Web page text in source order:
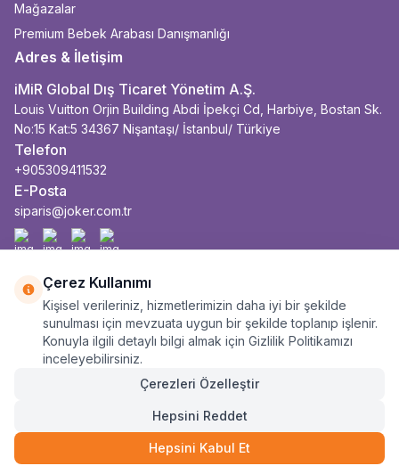
13.493TL 6 Taksit
Mağazalar
Premium Bebek Arabası Danışmanlığı
Adres & İletişim
iMiR Global Dış Ticaret Yönetim A.Ş.
Louis Vuitton Orjin Building Abdi İpekçi Cd, Harbiye, Bostan Sk.
No:15 Kat:5 34367 Nişantaşı/ İstanbul/ Türkiye
Telefon
+905309411532
E-Posta
siparis@joker.com.tr
Facebook
İnstagram
YoutubeLinkedin
Çerez Kullanımı
Kişisel verileriniz, hizmetlerimizin daha iyi bir şekilde
sunulması için mevzuata uygun bir şekilde toplanıp işlenir.
Konuyla ilgili detaylı bilgi almak için Gizlilik Politikamızı
inceleyebilirsiniz.
Çerezleri Özelleştir
Hepsini Reddet
Hepsini Kabul Et
Anasayfa Sepet Kategoriler Siparişlerim Hesabım